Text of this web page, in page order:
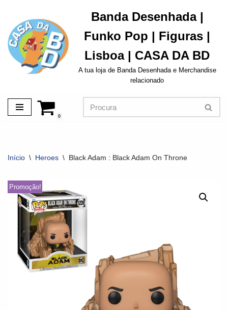
Avançar
para
o
conteúdo
Banda Desenhada |
Funko Pop | Figuras |
Lisboa | CASA DA BD
A tua loja de Banda Desenhada e Merchandise
relacionado
0
Início \ Heroes \ Black Adam : Black Adam On Throne
Promoção!